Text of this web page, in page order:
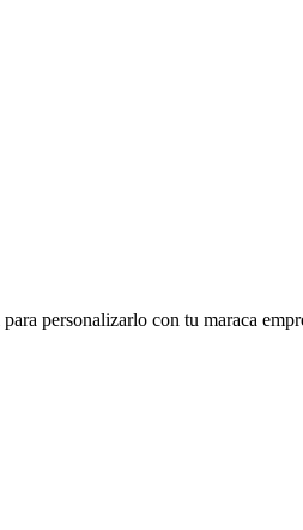
personalizarlo con tu maraca